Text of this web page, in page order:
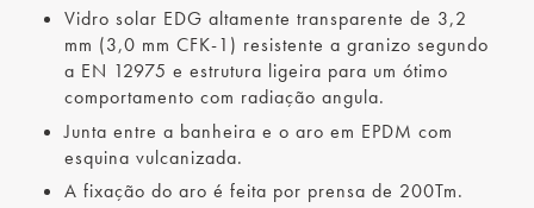
Vidro solar EDG altamente transparente de 3,2
mm (3,0 mm CFK-1) resistente a granizo segundo
a EN 12975 e estrutura ligeira para um ótimo
comportamento com radiação angula.
Junta entre a banheira e o aro em EPDM com
esquina vulcanizada.
A fixação do aro é feita por prensa de 200Tm.